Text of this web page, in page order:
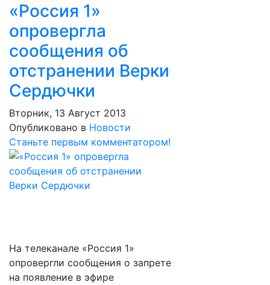
«Россия 1»
опровергла
сообщения об
отстранении Верки
Сердючки
Вторник, 13 Август 2013
Опубликовано в Новости
Станьте первым комментатором!
На телеканале «Россия 1»
опровергли сообщения о запрете
на появление в эфире